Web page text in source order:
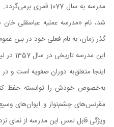
مدرسه به سال 1077
شد، نام «مدرسه عملیه عباسقلی
گذر زمان، به نام فعلی خود در بین
این
اینجا متعلق‌به دوران صفویه است و
به‌خصوص خودش را توانسته حفظ
مقرنس‌های چشم‌نواز و ایوان‌های
ویژگی قابل لمس این مدرسه از نمای